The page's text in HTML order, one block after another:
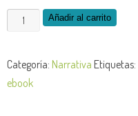
Lección
Añadir al carrito
Categoría: Narrativa Etiquetas:
ebook